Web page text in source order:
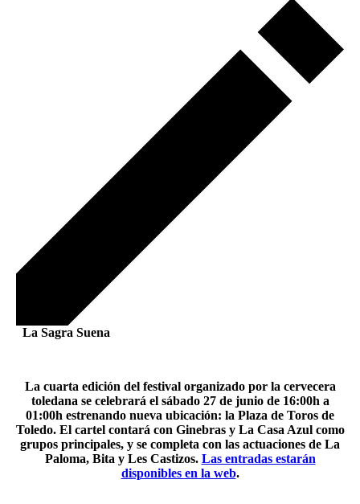
La Sagra Suena
La cuarta edición del festival organizado por la cervecera
toledana se celebrará el sábado 27 de junio de 16:00h a
01:00h estrenando nueva ubicación: la Plaza de Toros de
Toledo. El cartel contará con Ginebras y La Casa Azul como
grupos principales, y se completa con las actuaciones de La
Paloma, Bita y Les Castizos. Las entradas estarán
disponibles en la web.